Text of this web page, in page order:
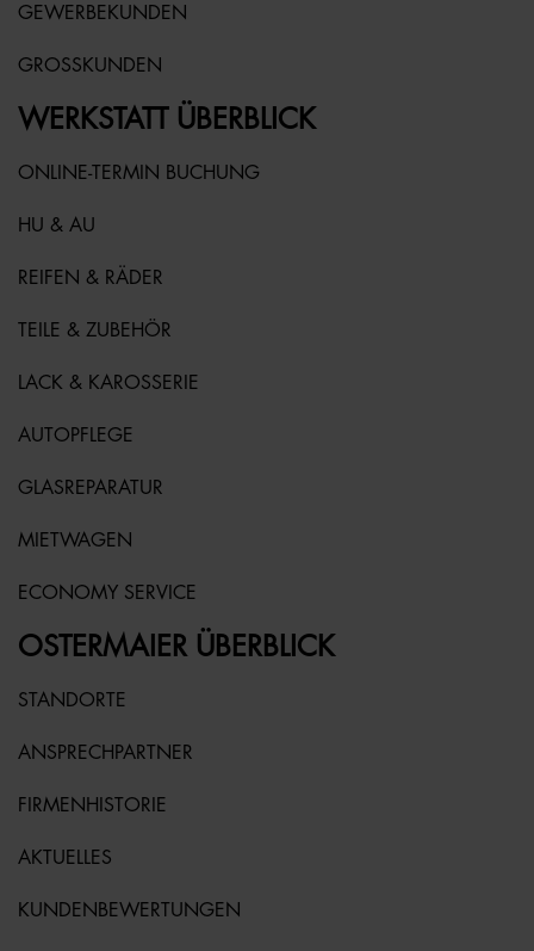
GEWERBEKUNDEN
GROSSKUNDEN
WERKSTATT ÜBERBLICK
ONLINE-TERMIN BUCHUNG
HU & AU
REIFEN & RÄDER
TEILE & ZUBEHÖR
LACK & KAROSSERIE
AUTOPFLEGE
GLASREPARATUR
MIETWAGEN
ECONOMY SERVICE
OSTERMAIER ÜBERBLICK
STANDORTE
ANSPRECHPARTNER
FIRMENHISTORIE
AKTUELLES
KUNDENBEWERTUNGEN